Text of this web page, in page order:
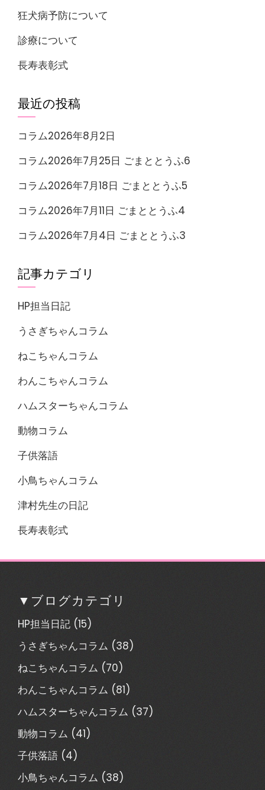
狂犬病予防について
診療について
長寿表彰式
最近の投稿
コラム2026年8月2日
コラム2026年7月25日 ごまととうふ6
コラム2026年7月18日 ごまととうふ5
コラム2026年7月11日 ごまととうふ4
コラム2026年7月4日 ごまととうふ3
記事カテゴリ
HP担当日記
うさぎちゃんコラム
ねこちゃんコラム
わんこちゃんコラム
ハムスターちゃんコラム
動物コラム
子供落語
小鳥ちゃんコラム
津村先生の日記
長寿表彰式
▼ブログカテゴリ
HP担当日記 (15)
うさぎちゃんコラム (38)
ねこちゃんコラム (70)
わんこちゃんコラム (81)
ハムスターちゃんコラム (37)
動物コラム (41)
子供落語 (4)
小鳥ちゃんコラム (38)